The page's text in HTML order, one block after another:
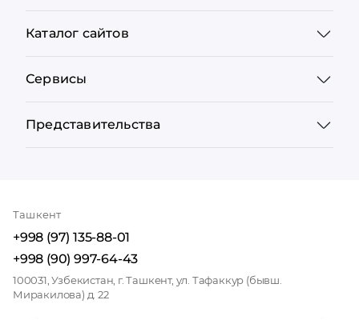
Каталог сайтов
Сервисы
Представительства
Ташкент
+998 (97) 135-88-01
+998 (90) 997-64-43
100031, Узбекистан, г. Ташкент, ул. Тафаккур (бывш.
Миракилова) д. 22